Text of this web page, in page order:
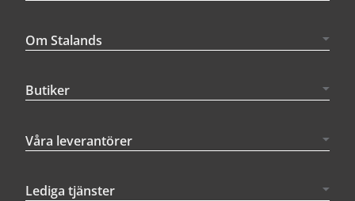
Om Stalands
Butiker
Våra leverantörer
Lediga tjänster